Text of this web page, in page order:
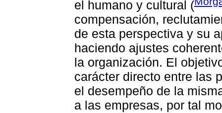
el humano y cultural (
compensación,
de esta perspectiva y su
haciendo ajustes
la organización. El
carácter directo entre las
el desempeño de la
a las empresas, por tal